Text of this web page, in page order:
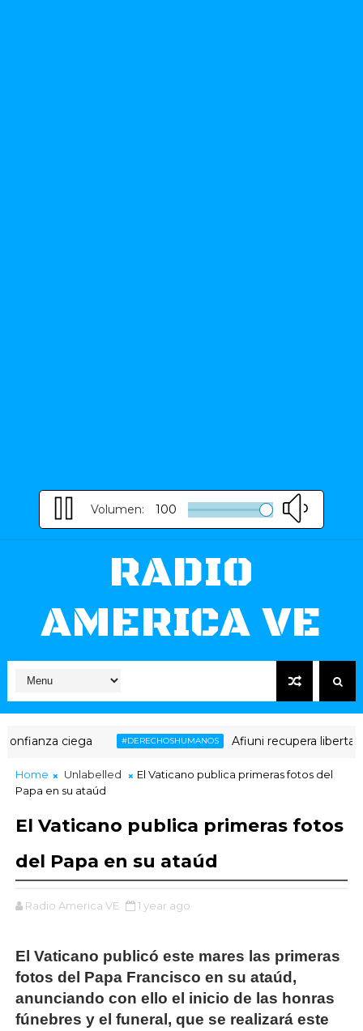
Volumen: 100
RADIO
AMERICA VE
ciega #DERECHOSHUMANOS Afiuni recupera libertad
Home Unlabelled
El Vaticano publica primeras fotos del
Papa en su ataúd
El Vaticano publica primeras fotos
del Papa en su ataúd
Radio America VE 1 year ago
El Vaticano publicó este mares las primeras
fotos del Papa Francisco en su ataúd,
anunciando con ello el inicio de las honras
fúnebres y el funeral, que se realizará este